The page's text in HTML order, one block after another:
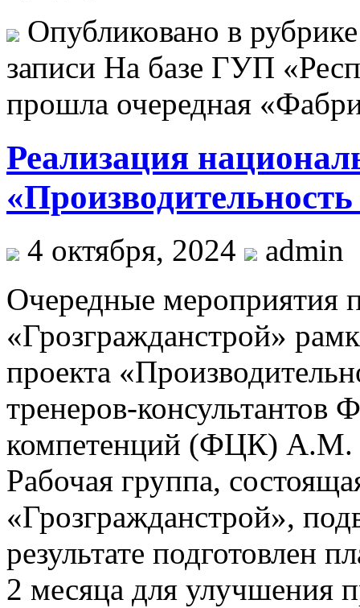
Опубликовано в
записи На базе ГУП
прошла очередная
Реализация
«Производительность
4 октября, 2024
admin
Очередные
«Грозгражданстрой»
проекта
тренеров-консультантов
компетенций (ФЦК) А.М.
Рабочая группа,
«Грозгражданстрой»,
результате подготовлен
2 месяца для улучшения